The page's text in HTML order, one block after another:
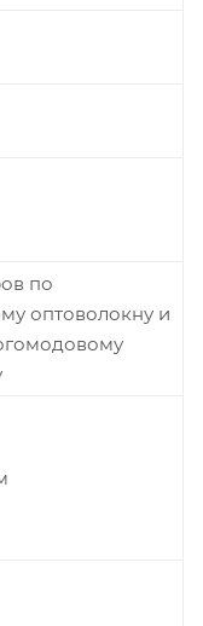
по
оптоволокну и